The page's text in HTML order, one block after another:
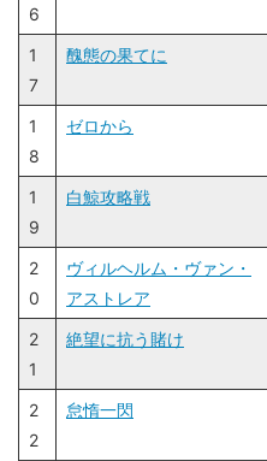
6
1
7
醜態の果てに
1
8
ゼロから
1
9
白鯨攻略戦
2
0
ヴィルヘルム・ヴァン・
アストレア
2
1
絶望に抗う賭け
2
2
怠惰一閃